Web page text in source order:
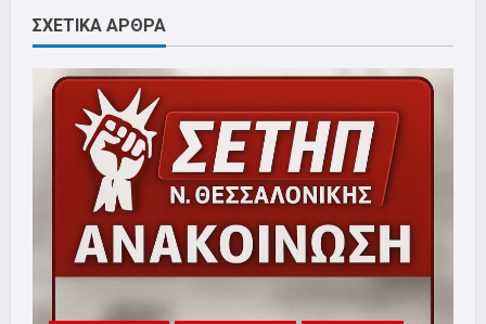
ΣΧΕΤΙΚΑ ΑΡΘΡΑ